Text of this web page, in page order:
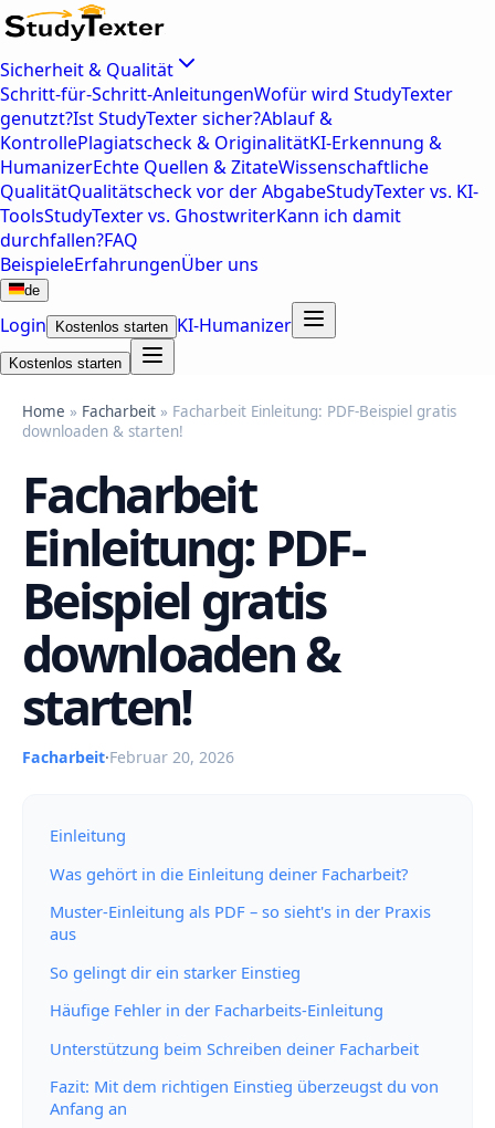
Sicherheit & Qualität
Schritt-für-Schritt-AnleitungenWofür wird StudyTexter
genutzt?Ist StudyTexter sicher?Ablauf &
KontrollePlagiatscheck & OriginalitätKI-Erkennung &
HumanizerEchte Quellen & ZitateWissenschaftliche
QualitätQualitätscheck vor der AbgabeStudyTexter vs. KI-
ToolsStudyTexter vs. GhostwriterKann ich damit
durchfallen?FAQ
BeispieleErfahrungenÜber uns
de
Login Kostenlos starten KI-Humanizer
Kostenlos starten
Home » Facharbeit » Facharbeit Einleitung: PDF-Beispiel gratis
downloaden & starten!
Facharbeit
Einleitung: PDF-
Beispiel gratis
downloaden &
starten!
Facharbeit·Februar 20, 2026
Einleitung
Was gehört in die Einleitung deiner Facharbeit?
Muster-Einleitung als PDF – so sieht's in der Praxis
aus
So gelingt dir ein starker Einstieg
Häufige Fehler in der Facharbeits-Einleitung
Unterstützung beim Schreiben deiner Facharbeit
Fazit: Mit dem richtigen Einstieg überzeugst du von
Anfang an